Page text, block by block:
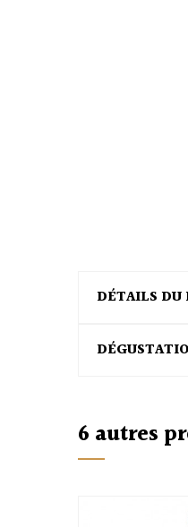
DÉTAILS DU
6 autres